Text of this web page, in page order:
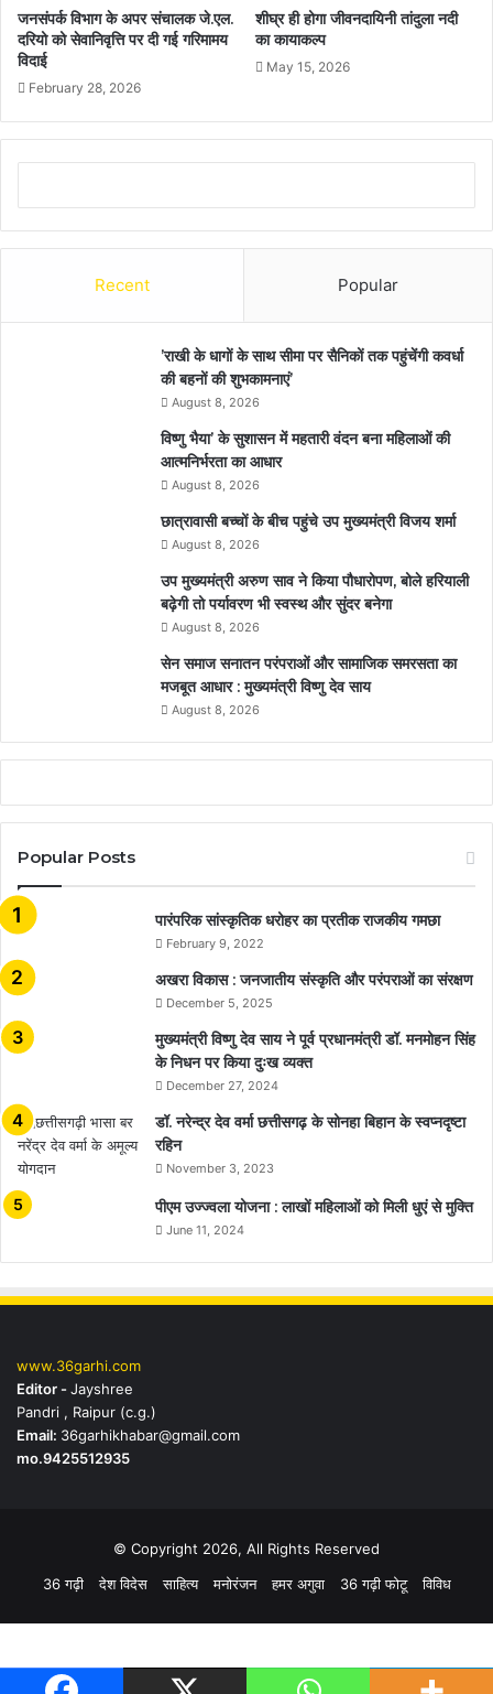
जनसंपर्क विभाग के अपर संचालक जे.एल.
दरियो को सेवानिवृत्ति पर दी गई गरिमामय
विदाई
February 28, 2026
शीघ्र ही होगा जीवनदायिनी तांदुला नदी
का कायाकल्प
May 15, 2026
Recent Popular
’राखी के धागों के साथ सीमा पर सैनिकों तक पहुंचेंगी कवर्धा
की बहनों की शुभकामनाएं’
August 8, 2026
विष्णु भैया’ के सुशासन में महतारी वंदन बना महिलाओं की
आत्मनिर्भरता का आधार
August 8, 2026
छात्रावासी बच्चों के बीच पहुंचे उप मुख्यमंत्री विजय शर्मा
August 8, 2026
उप मुख्यमंत्री अरुण साव ने किया पौधारोपण, बोले हरियाली
बढ़ेगी तो पर्यावरण भी स्वस्थ और सुंदर बनेगा
August 8, 2026
सेन समाज सनातन परंपराओं और सामाजिक समरसता का
मजबूत आधार : मुख्यमंत्री विष्णु देव साय
August 8, 2026
Popular Posts
​​​​​​​पारंपरिक सांस्कृतिक धरोहर का प्रतीक राजकीय गमछा
February 9, 2022
अखरा विकास : जनजातीय संस्कृति और परंपराओं का संरक्षण
December 5, 2025
मुख्यमंत्री विष्णु देव साय ने पूर्व प्रधानमंत्री डॉ. मनमोहन सिंह
के निधन पर किया दुःख व्यक्त
December 27, 2024
डॉ. नरेन्द्र देव वर्मा छत्तीसगढ़ के सोनहा बिहान के स्वप्नदृष्टा
रहिन
November 3, 2023
पीएम उज्ज्वला योजना : लाखों महिलाओं को मिली धुएं से मुक्ति
June 11, 2024
www.36garhi.com
Editor -Jayshree
Pandri , Raipur (c.g.)
Email: 36garhikhabar@gmail.com
mo.9425512935
© Copyright 2026, All Rights Reserved
36 गढ़ी
देश विदेस साहित्य मनोरंजन हमर अगुवा 36 गढ़ी फोटू विविध